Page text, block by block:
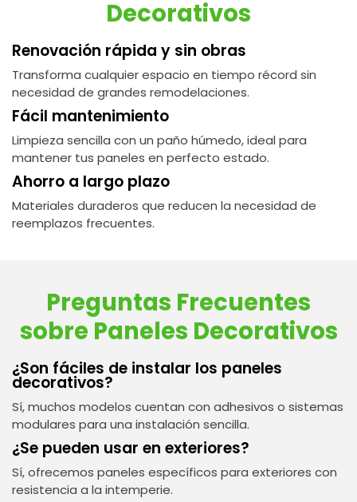
Decorativos
Renovación rápida y sin obras
Transforma cualquier espacio en tiempo récord sin
necesidad de grandes remodelaciones.
Fácil mantenimiento
Limpieza sencilla con un paño húmedo, ideal para
mantener tus paneles en perfecto estado.
Ahorro a largo plazo
Materiales duraderos que reducen la necesidad de
reemplazos frecuentes.
Preguntas Frecuentes
sobre Paneles Decorativos
¿Son fáciles de instalar los paneles
decorativos?
Sí, muchos modelos cuentan con adhesivos o sistemas
modulares para una instalación sencilla.
¿Se pueden usar en exteriores?
Sí, ofrecemos paneles específicos para exteriores con
resistencia a la intemperie.